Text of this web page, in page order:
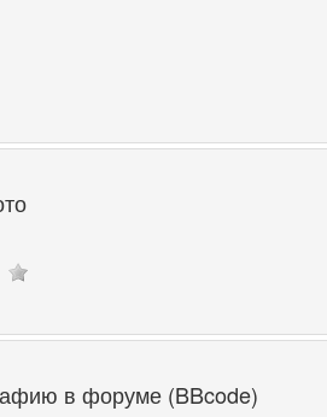
в форуме (BBcode)